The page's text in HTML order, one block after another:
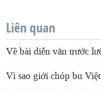
Liên quan
Về bài diễn văn trước
Vì sao giới chóp bu